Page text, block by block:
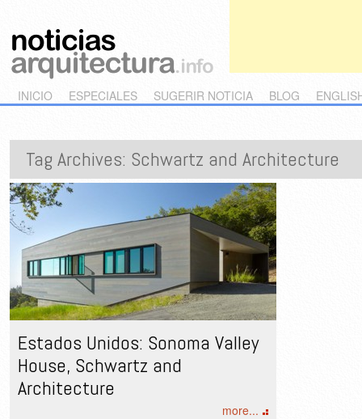
Main menu
Skip to primary content
Skip to secondary content
INICIO ESPECIALES SUGERIR NOTICIA BLOG
Tag Archives: Schwartz and Architecture
Estados Unidos: Sonoma Valley
House, Schwartz and
Architecture
more...